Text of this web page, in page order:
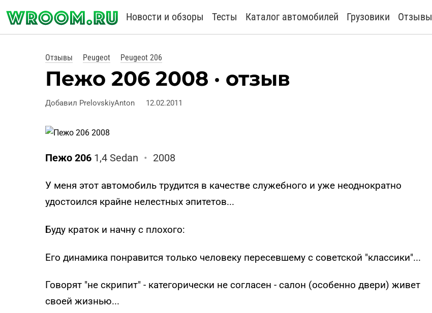
Новости и обзоры Тесты Каталог автомобилей Грузовики Отзывы
Отзывы Peugeot Peugeot 206
Пежо 206 2008 · отзыв
Добавил PrelovskiyAnton 12.02.2011
Пежо 206 1,4 Sedan • 2008
У меня этот автомобиль трудится в качестве служебного и уже неоднократно
удостоился крайне нелестных эпитетов...
Буду краток и начну с плохого:
Его динамика понравится только человеку пересевшему с советской "классики"...
Говорят "не скрипит" - категорически не согласен - салон (особенно двери) живет
своей жизнью...